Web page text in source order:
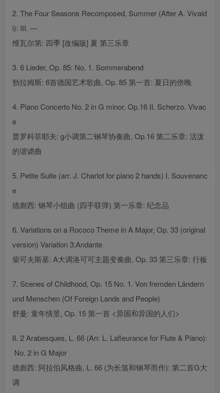
2. The Four Seasons Recomposed, Summer (After A. Vivald
i): III. —
维瓦尔第: 四季 [改编版] 夏 第三乐章
3. 6 Lieder, Op. 85: No. 1. Sommerabend
勃拉姆斯: 6首德国艺术歌曲, Op. 85 第一首: 夏日的傍晚
4. Piano Concerto No. 2 in G minor, Op.16 II. Scherzo. Vivac
e
普罗科菲耶夫: g小调第二钢琴协奏曲, Op.16 第二乐章: 活泼
的谐谑曲
5. Petite Suite (arr. J. Charlot for piano 2 hands) I. Souvenanc
e
德彪西: 钢琴小组曲 (四手联弹) 第一乐章: 纪念品
6. Variations on a Rococo Theme in A Major, Op. 33 (original
version) Variation 3:Andante
柴可夫斯基: A大调洛可可主题变奏曲, Op. 33 第三乐章: 行板
7. Scenes of Childhood, Op. 15 No. 1. Von fremden Ländern
und Menschen (Of Foreign Lands and People)
舒曼: 童年情景, Op. 15 第一首 <异国和异国的人们>
8. 2 Arabesques, L. 66 (Arr. L. Lafleurance for Flute & Piano):
No. 2 in G Major
德彪西: 阿拉伯风格曲, L. 66 (为长笛和钢琴而作): 第二首G大
调